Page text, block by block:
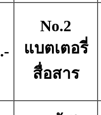
No.2
แบตเตอรี่
สื่อสาร